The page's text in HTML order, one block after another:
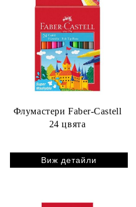
Флумастери Faber-Castell
24 цвята
Виж детайли